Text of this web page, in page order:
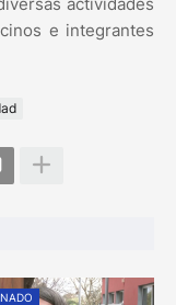
e integrantes